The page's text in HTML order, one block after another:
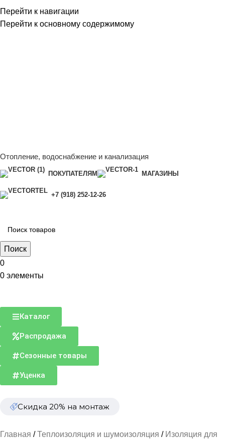
Перейти к навигации
Перейти к основному содержимому
Отопление, водоснабжение и канализация
ПОКУПАТЕЛЯМ МАГАЗИНЫ
+7 (918) 252-12-26
Поиск
0
0 элементы
Каталог
Распродажа
Сезонные товары
Уценка
Скидка 20% на монтаж
Главная Теплоизоляция и шумоизоляция
Изоляция для